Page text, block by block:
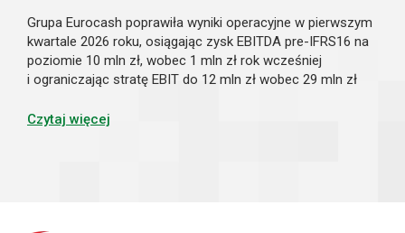
Grupa Eurocash poprawiła wyniki operacyjne w pierwszym
kwartale 2026 roku, osiągając zysk EBITDA pre-IFRS16 na
poziomie 10 mln zł, wobec 1 mln zł rok wcześniej
i ograniczając stratę EBIT do 12 mln zł wobec 29 mln zł
przychody były w dużej mierze efektem konsekwentnie
Czytaj więcej